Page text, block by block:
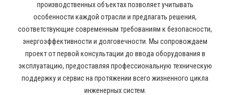
производственных объектах позволяет учитывать
особенности каждой отрасли и предлагать решения,
соответствующие современным требованиям к безопасности,
энергоэффективности и долговечности. Мы сопровождаем
проект от первой консультации до ввода оборудования в
эксплуатацию, предоставляя профессиональную техническую
поддержку и сервис на протяжении всего жизненного цикла
инженерных систем.